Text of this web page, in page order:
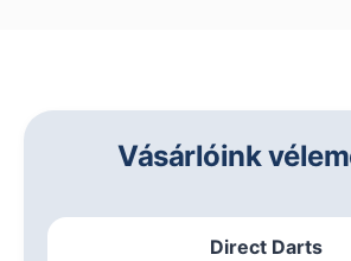
Vásárlóink
Direct Darts